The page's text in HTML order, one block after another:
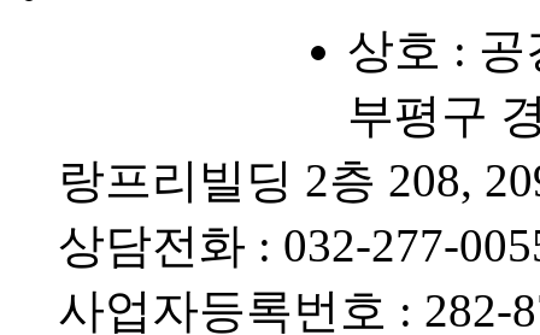
상호 :
부평구
랑프리빌딩 2층 208,
상담전화 : 032-277-
사업자등록번호 : 282-